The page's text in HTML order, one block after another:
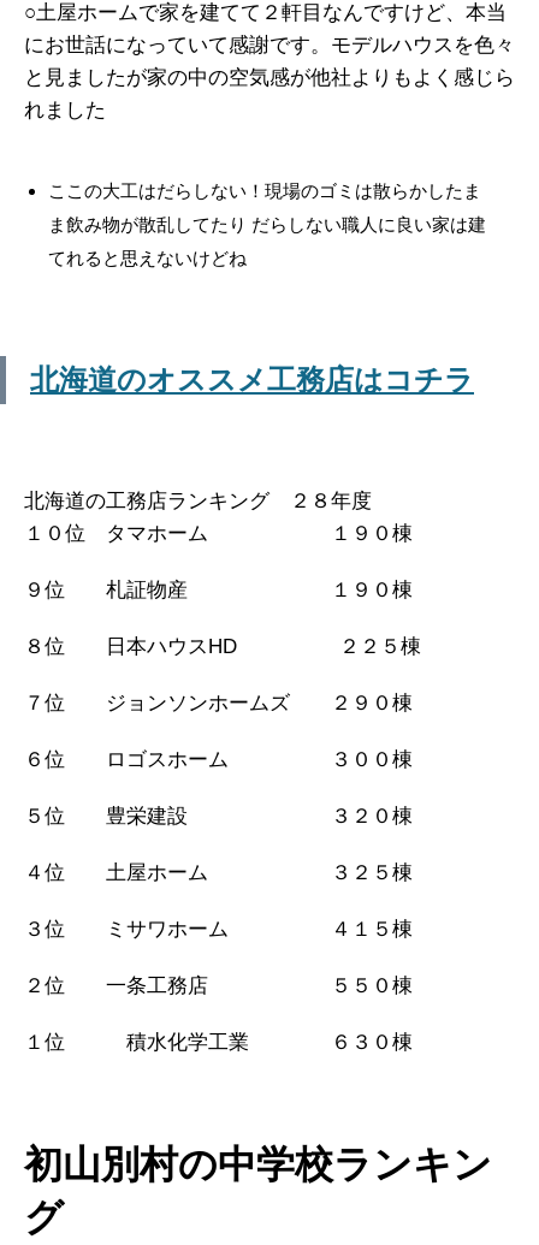
○土屋ホームで家を建てて２軒目なんですけど、本当
にお世話になっていて感謝です。モデルハウスを色々
と見ましたが家の中の空気感が他社よりもよく感じら
れました
ここの大工はだらしない！現場のゴミは散らかしたま
ま飲み物が散乱してたり だらしない職人に良い家は建
てれると思えないけどね
北海道のオススメ工務店はコチラ
北海道の工務店ランキング ２８年度
１０位 タマホーム １９０棟
９位 札証物産 １９０棟
８位 日本ハウスHD ２２５棟
７位 ジョンソンホームズ ２９０棟
６位 ロゴスホーム ３００棟
５位 豊栄建設 ３２０棟
４位 土屋ホーム ３２５棟
３位 ミサワホーム ４１５棟
２位 一条工務店 ５５０棟
１位 積水化学工業 ６３０棟
初山別村の中学校ランキン
グ